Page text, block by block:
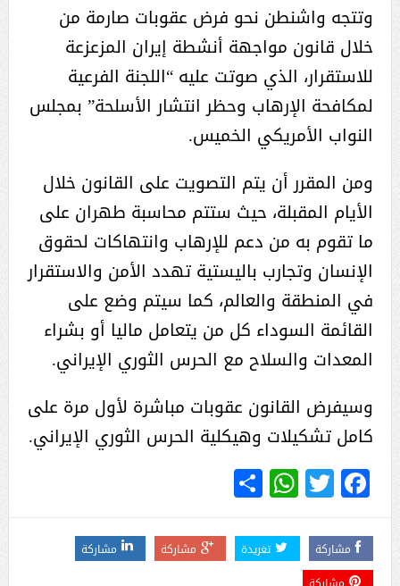
وتتجه واشنطن نحو فرض عقوبات صارمة من
خلال قانون مواجهة أنشطة إيران المزعزعة
للاستقرار، الذي صوتت عليه “اللجنة الفرعية
لمكافحة الإرهاب وحظر انتشار الأسلحة” بمجلس
النواب الأمريكي الخميس.
ومن المقرر أن يتم التصويت على القانون خلال
الأيام المقبلة، حيث ستتم محاسبة طهران على
ما تقوم به من دعم للإرهاب وانتهاكات لحقوق
الإنسان وتجارب باليستية تهدد الأمن والاستقرار
في المنطقة والعالم، كما سيتم وضع على
القائمة السوداء كل من يتعامل ماليا أو بشراء
المعدات والسلاح مع الحرس الثوري الإيراني.
وسيفرض القانون عقوبات مباشرة لأول مرة على
كامل تشكيلات وهيكلية الحرس الثوري الإيراني.
Facebook
Twitter
WhatsApp
Share
مشاركة تغريدة مشاركة
مشاركة